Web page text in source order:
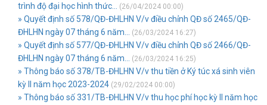
trình độ đại học hình thức...
(26/04/2024 00:00)
» Quyết định số 578/QĐ-ĐHLHN V/v điều chỉnh QĐ số 2465/QĐ-
ĐHLHN ngày 07 tháng 6 năm...
(26/03/2024 16:27)
» Quyết định số 577/QĐ-ĐHLHN V/v điều chỉnh QĐ số 2466/QĐ-
ĐHLHN ngày 07 tháng 6 năm...
(26/03/2024 16:25)
» Thông báo số 378/TB-ĐHLHN V/v thu tiền ở Ký túc xá sinh viên
kỳ II năm học 2023-2024 (29/02/2024 00:00)
» Thông báo số 331/TB-ĐHLHN V/v thu học phí học kỳ II năm học